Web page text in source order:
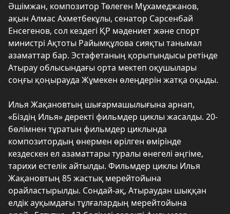
Әшімжан, композитор Төлеген Мұхамеджанов,
ақын Алмас Ахметбекұлы, сенатор Сарсенбай
Енсегенов, сол кездегі ҚР мәдениет және спорт
министрі Ақтоты Райымқұлова сияқты танымал
азаматтар бар. Эстафетаның қорытындысы ретінде
Атырау облысындағы орта мектеп оқушылары
соңғы қоңырауда Жұмекен өлеңдерін жатқа оқыды.
Илья Жақановтың шығармашылығына арнап,
«Біздің Илья» деректі фильмдер циклы жасалды. 20-
бөлімнен тұратын фильмдер циклында
композитордың өнермен өрілген өмірінде
кездескен ел азаматтары туралы өнегелі әңгіме,
тарихи естелік айтылды. Фильмдер циклы Илья
Жақановтың 85 жастық мерейтойына
орайластырылды. Сондай-ақ, Атыраудан шыққан
елдік ауқымдағы тұлғалардың мерейтойына